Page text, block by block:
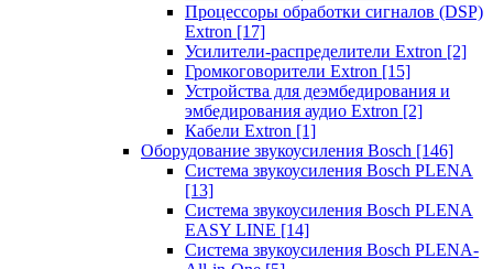
Процессоры обработки сигналов (DSP)
Extron [17]
Усилители-распределители Extron [2]
Громкоговорители Extron [15]
Устройства для деэмбедирования и
эмбедирования аудио Extron [2]
Кабели Extron [1]
Оборудование звукоусиления Bosch [146]
Система звукоусиления Bosch PLENA
[13]
Система звукоусиления Bosch PLENA
EASY LINE [14]
Система звукоусиления Bosch PLENA-